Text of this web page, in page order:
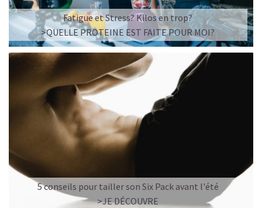
Fatigue et Stress? Kilos en trop?
>QUELLE PROTEINE EST FAITE POUR MOI?
5 conseils pour tailler son Six Pack avant l'été
>JE DÉCOUVRE